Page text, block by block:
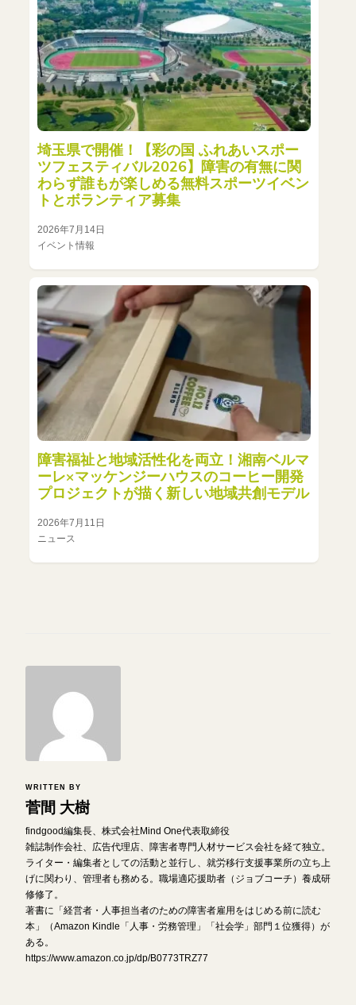
埼玉県で開催！【彩の国 ふれあいスポー
ツフェスティバル2026】障害の有無に関
わらず誰もが楽しめる無料スポーツイベン
トとボランティア募集
2026年7月14日
イベント情報
障害福祉と地域活性化を両立！湘南ベルマ
ーレ×マッケンジーハウスのコーヒー開発
プロジェクトが描く新しい地域共創モデル
2026年7月11日
ニュース
WRITTEN BY
菅間 大樹
findgood編集長、株式会社Mind One代表取締役
雑誌制作会社、広告代理店、障害者専門人材サービス会社を経て独立。
ライター・編集者としての活動と並行し、就労移行支援事業所の立ち上
げに関わり、管理者も務める。職場適応援助者（ジョブコーチ）養成研
修修了。
著書に「経営者・人事担当者のための障害者雇用をはじめる前に読む
本」（Amazon Kindle「人事・労務管理」「社会学」部門１位獲得）が
ある。
https://www.amazon.co.jp/dp/B0773TRZ77